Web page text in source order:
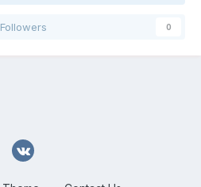
Followers 0